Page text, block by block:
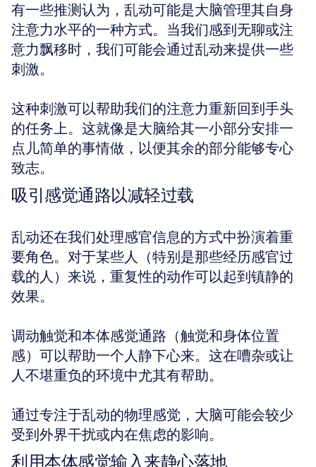
有一些推测认为，乱动可能是大脑管理其自身
注意力水平的一种方式。当我们感到无聊或注
意力飘移时，我们可能会通过乱动来提供一些
刺激。
这种刺激可以帮助我们的注意力重新回到手头
的任务上。这就像是大脑给其一小部分安排一
点儿简单的事情做，以便其余的部分能够专心
致志。
吸引感觉通路以减轻过载
乱动还在我们处理感官信息的方式中扮演着重
要角色。对于某些人（特别是那些经历感官过
载的人）来说，重复性的动作可以起到镇静的
效果。
调动触觉和本体感觉通路（触觉和身体位置
感）可以帮助一个人静下心来。这在嘈杂或让
人不堪重负的环境中尤其有帮助。
通过专注于乱动的物理感觉，大脑可能会较少
受到外界干扰或内在焦虑的影响。
利用本体感觉输入来静心落地